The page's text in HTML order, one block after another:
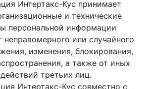
Интертакс-Кус принимает
и технические
персональной информации
неправомерного или случайного
изменения, блокирования,
а также от иных
третьих лиц.
Интертакс-Кус совместно с